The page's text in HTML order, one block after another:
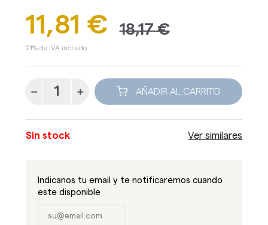
11,81 € 18,17 €
21% de IVA incluido.
AÑADIR AL CARRITO
Sin stock Ver similares
Indicanos tu email y te notificaremos cuando
este disponible